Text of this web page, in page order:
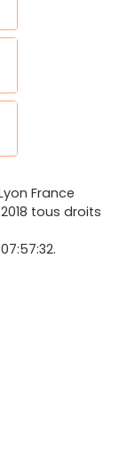
France
tous droits